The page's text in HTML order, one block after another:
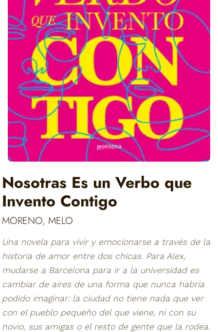
Nosotras Es un Verbo que
Invento Contigo
MORENO, MELO
Una novela para vivir y emocionarse a través de la
historia de amor entre dos chicas. Para Alex,
mudarse a Barcelona para ir a la universidad es
cambiar de aires de una forma que nunca habría
podido imaginar: la ciudad no tiene nada que ver
con el pueblo pequeño del que viene, ni con su
novio, sus amigas o el resto de gente que la rodea.